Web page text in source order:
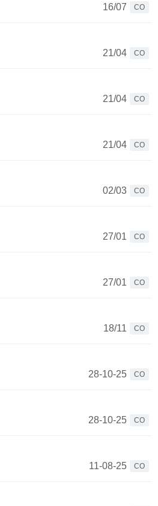
16/07
CO
21/04
CO
21/04
CO
21/04
CO
02/03
CO
27/01
CO
27/01
CO
18/11
CO
28-10-25
CO
28-10-25
CO
11-08-25
CO